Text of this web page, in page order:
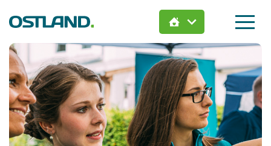
Jetzt Wunsch-Immobilie
finden:
Hier zieht Dein Leben ein.